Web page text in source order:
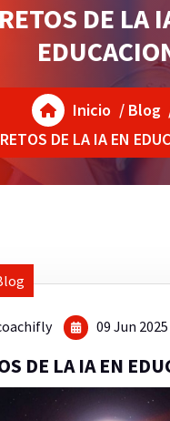
RETOS DE LA
Inicio / Blog
RETOS DE LA IA EN
09 Jun 2025
DE LA IA EN